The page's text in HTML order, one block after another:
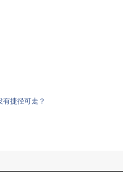
捷径可走？